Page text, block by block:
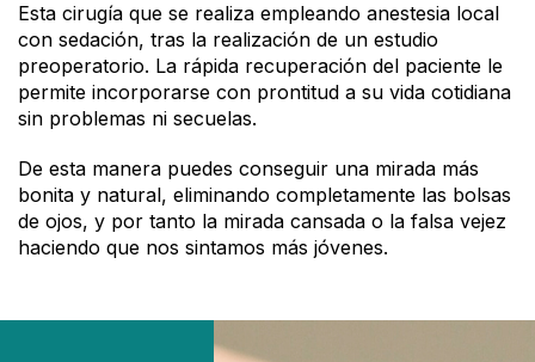
Esta cirugía que se realiza empleando anestesia local
con sedación, tras la realización de un estudio
preoperatorio. La rápida recuperación del paciente le
permite incorporarse con prontitud a su vida cotidiana
sin problemas ni secuelas.
De esta manera puedes conseguir una mirada más
bonita y natural, eliminando completamente las bolsas
de ojos, y por tanto la mirada cansada o la falsa vejez
haciendo que nos sintamos más jóvenes.